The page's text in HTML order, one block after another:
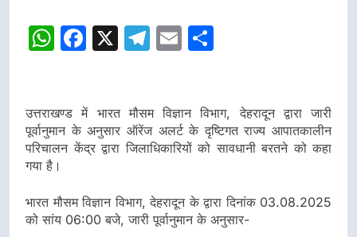
WhatsApp
Facebook
X Telegram
Email
उत्तराखण्ड में भारत मौसम विज्ञान विभाग, देहरादून द्वारा जारी
पूर्वानुमान के अनुसार ऑरेंज अलर्ट के दृष्टिगत राज्य आपातकालीन
परिचालन केंद्र द्वारा जिलाधिकारियों को सावधानी बरतने को कहा
गया है।
भारत मौसम विज्ञान विभाग, देहरादून के द्वारा दिनांक 03.08.2025
को सांय 06:00 बजे, जारी पूर्वानुमान के अनुसार-